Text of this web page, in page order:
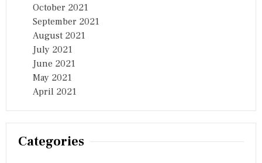
October 2021
September 2021
August 2021
July 2021
June 2021
May 2021
April 2021
Categories